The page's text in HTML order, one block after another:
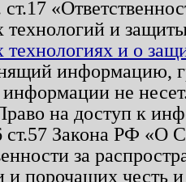
и
и о
информацию,
информации не
на доступ к
ст.57 Закона РФ «О
за
и порочащих честь